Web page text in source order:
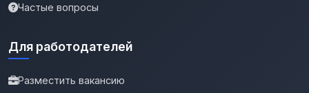
Частые вопросы
Для работодателей
Разместить вакансию